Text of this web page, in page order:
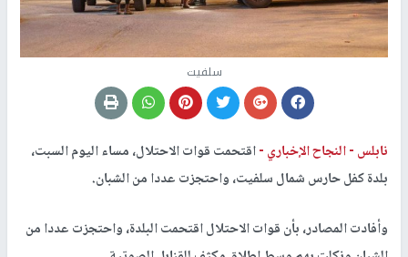
سلفيت
نابلس -النجاح الإخباري -اقتحمت قوات الاحتلال، مساء اليوم السبت،
بلدة كفل حارس شمال سلفيت، واحتجزت عددا من الشبان.
وأفادت المصادر، بأن قوات الاحتلال اقتحمت البلدة، واحتجزت عددا من